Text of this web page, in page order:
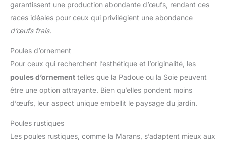
garantissent une production abondante d’œufs, rendant ces
races idéales pour ceux qui privilégient une abondance
d’œufs frais.
Poules d’ornement
Pour ceux qui recherchent l’esthétique et l’originalité, les
poules d’ornement telles que la Padoue ou la Soie peuvent
être une option attrayante. Bien qu’elles pondent moins
d’œufs, leur aspect unique embellit le paysage du jardin.
Poules rustiques
Les poules rustiques, comme la Marans, s’adaptent mieux aux